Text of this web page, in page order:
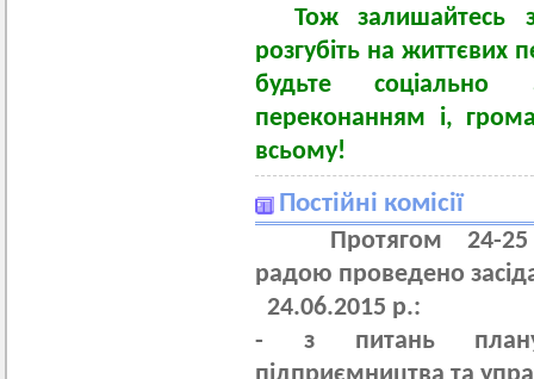
Тож залишайтесь
розгубіть на життєвих
будьте соціально
переконанням і,
всьому!
Постійні комісії
Протягом 24-25
радою проведено
24.06.2015 р.:
- з питань